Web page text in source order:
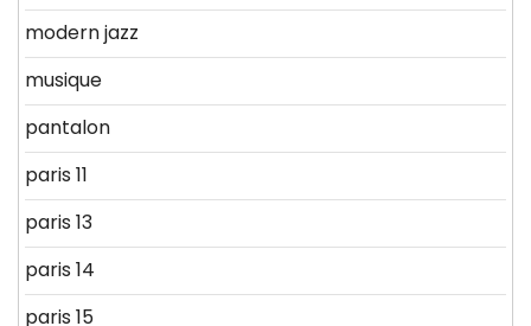
modern jazz
musique
pantalon
paris 11
paris 13
paris 14
paris 15